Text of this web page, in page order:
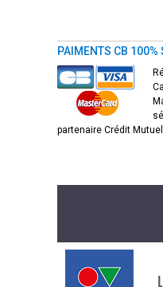
PAIMENTS CB 100%
partenaire Crédit